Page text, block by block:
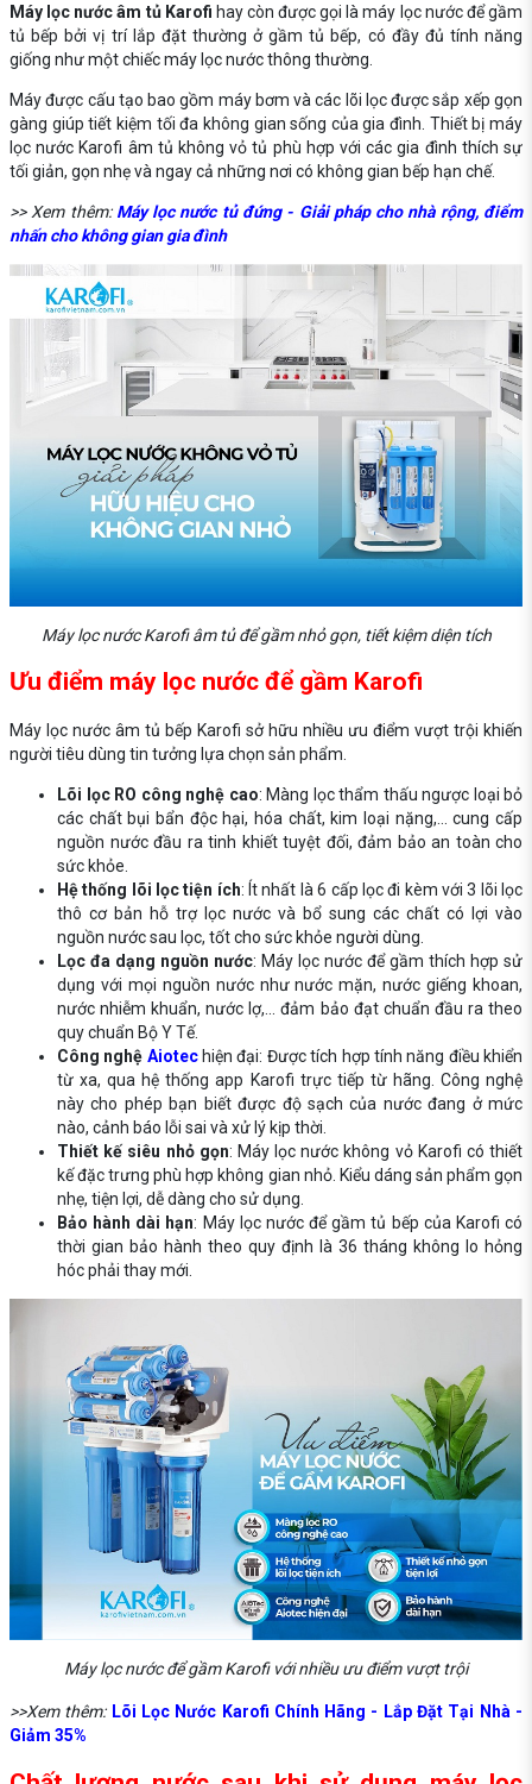
Máy lọc nước âm tủ Karofi hay còn được gọi là máy lọc nước để gầm
tủ bếp bởi vị trí lắp đặt thường ở gầm tủ bếp, có đầy đủ tính năng
giống như một chiếc máy lọc nước thông thường.
Máy được cấu tạo bao gồm máy bơm và các lõi lọc được sắp xếp gọn
gàng giúp tiết kiệm tối đa không gian sống của gia đình. Thiết bị máy
lọc nước Karofi âm tủ không vỏ tủ phù hợp với các gia đình thích sự
tối giản, gọn nhẹ và ngay cả những nơi có không gian bếp hạn chế.
>> Xem thêm: Máy lọc nước tủ đứng - Giải pháp cho nhà rộng, điểm
nhấn cho không gian gia đình
Máy lọc nước Karofi âm tủ để gầm nhỏ gọn, tiết kiệm diện tích
Ưu điểm máy lọc nước để gầm Karofi
Máy lọc nước âm tủ bếp Karofi sở hữu nhiều ưu điểm vượt trội khiến
người tiêu dùng tin tưởng lựa chọn sản phẩm.
Lõi lọc RO công nghệ cao: Màng lọc thẩm thấu ngược loại bỏ
các chất bụi bẩn độc hại, hóa chất, kim loại nặng,... cung cấp
nguồn nước đầu ra tinh khiết tuyệt đối, đảm bảo an toàn cho
sức khỏe.
Hệ thống lõi lọc tiện ích: Ít nhất là 6 cấp lọc đi kèm với 3 lõi lọc
thô cơ bản hỗ trợ lọc nước và bổ sung các chất có lợi vào
nguồn nước sau lọc, tốt cho sức khỏe người dùng.
Lọc đa dạng nguồn nước: Máy lọc nước để gầm thích hợp sử
dụng với mọi nguồn nước như nước mặn, nước giếng khoan,
nước nhiễm khuẩn, nước lợ,... đảm bảo đạt chuẩn đầu ra theo
quy chuẩn Bộ Y Tế.
Công nghệ Aiotechiện đại: Được tích hợp tính năng điều khiển
từ xa, qua hệ thống app Karofi trực tiếp từ hãng. Công nghệ
này cho phép bạn biết được độ sạch của nước đang ở mức
nào, cảnh báo lỗi sai và xử lý kịp thời.
Thiết kế siêu nhỏ gọn: Máy lọc nước không vỏ Karofi có thiết
kế đặc trưng phù hợp không gian nhỏ. Kiểu dáng sản phẩm gọn
nhẹ, tiện lợi, dễ dàng cho sử dụng.
Bảo hành dài hạn: Máy lọc nước để gầm tủ bếp của Karofi có
thời gian bảo hành theo quy định là 36 tháng không lo hỏng
hóc phải thay mới.
Máy lọc nước để gầm Karofi với nhiều ưu điểm vượt trội
>>Xem thêm: Lõi Lọc Nước Karofi Chính Hãng - Lắp Đặt Tại Nhà -
Giảm 35%